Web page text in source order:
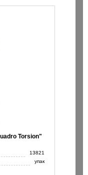
Torsion"
13821
упак